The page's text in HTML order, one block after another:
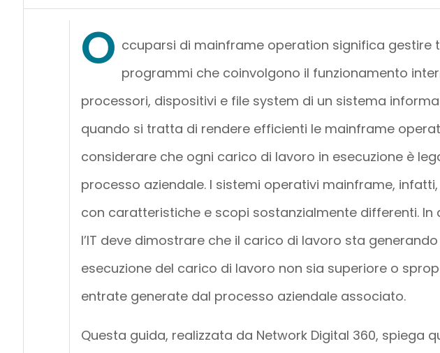
O ccuparsi di mainframe operation significa gestire
programmi che coinvolgono il funzionamento
processori, dispositivi e file system di un sistema
quando si tratta di rendere efficienti le mainframe
considerare che ogni carico di lavoro in esecuzione è
processo aziendale. I sistemi operativi mainframe,
con caratteristiche e scopi sostanzialmente differenti. In
l’IT deve dimostrare che il carico di lavoro sta
esecuzione del carico di lavoro non sia superiore o
entrate generate dal processo aziendale associato.
Questa guida, realizzata da Network Digital 360, spiega